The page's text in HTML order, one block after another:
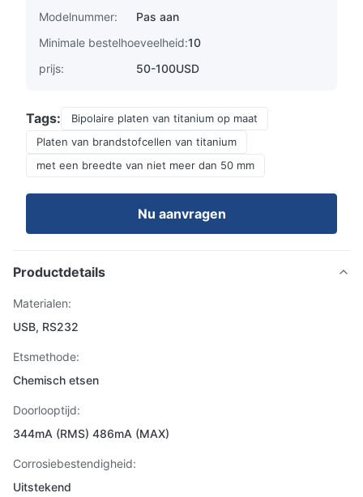
Modelnummer:
Pas aan
Minimale bestelhoeveelheid:10
prijs:
50-100USD
Tags:
Bipolaire platen van titanium op maat
Platen van brandstofcellen van titanium
met een breedte van niet meer dan 50 mm
Nu aanvragen
Productdetails
Materialen:
USB, RS232
Etsmethode:
Chemisch etsen
Doorlooptijd:
344mA (RMS) 486mA (MAX)
Corrosiebestendigheid:
Uitstekend